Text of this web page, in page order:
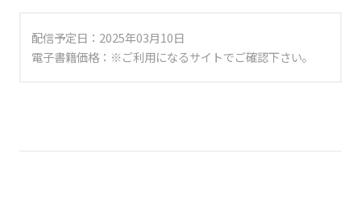
配信予定日：2025年03月10日
電子書籍価格：※ご利用になるサイトでご確認下さい。